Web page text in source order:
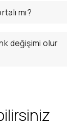
mı?
değişimi olur